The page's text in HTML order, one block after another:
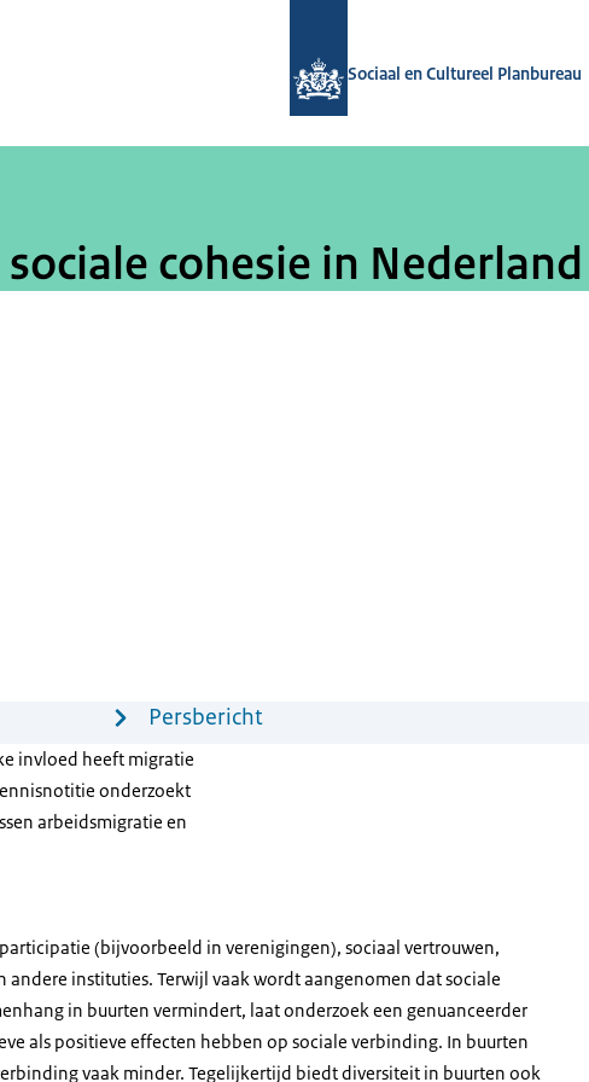
Sociaal en Cultureel Planbureau
cohesie in Nederland
Persbericht
invloed heeft migratie
onderzoekt
arbeidsmigratie en
(bijvoorbeeld in verenigingen), sociaal vertrouwen,
instituties. Terwijl vaak wordt aangenomen dat sociale
in buurten vermindert, laat onderzoek een genuanceerder
als positieve effecten hebben op sociale verbinding. In buurten
vaak minder. Tegelijkertijd biedt diversiteit in buurten ook